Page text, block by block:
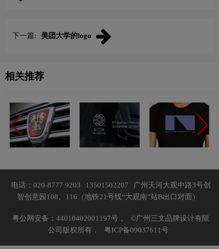
下一篇: 美团大学的logo
相关推荐
电话：020-8777 9203 13501502207
广州天河大观中路3号创
智创意园108、116（地铁21号线“大观南”站B出口对面）
粤公网安备：44010402001197号，
©广州三文品牌设计有限
公司版权所有，
粤ICP备09037611号